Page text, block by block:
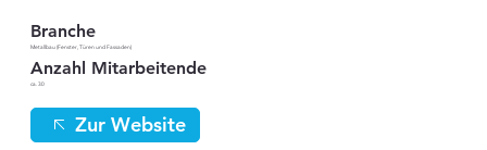
Branche
Metallbau (Fenster, Türen und Fassaden)
Anzahl Mitarbeitende
ca. 30
Zur Website